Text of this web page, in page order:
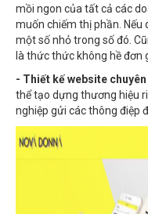
mồi ngon của tất cả các
muốn chiếm thị phần. Nếu
một số nhỏ trong số đó.
là thức thức không hề đơn
- Thiết kế website
thể tạo dựng thương hiệu
nghiệp gửi các thông điệp